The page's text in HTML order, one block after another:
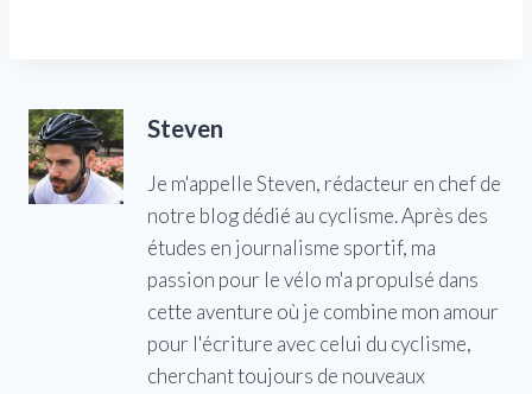
Steven
Je m'appelle Steven, rédacteur en chef de
notre blog dédié au cyclisme. Après des
études en journalisme sportif, ma
passion pour le vélo m'a propulsé dans
cette aventure où je combine mon amour
pour l'écriture avec celui du cyclisme,
cherchant toujours de nouveaux